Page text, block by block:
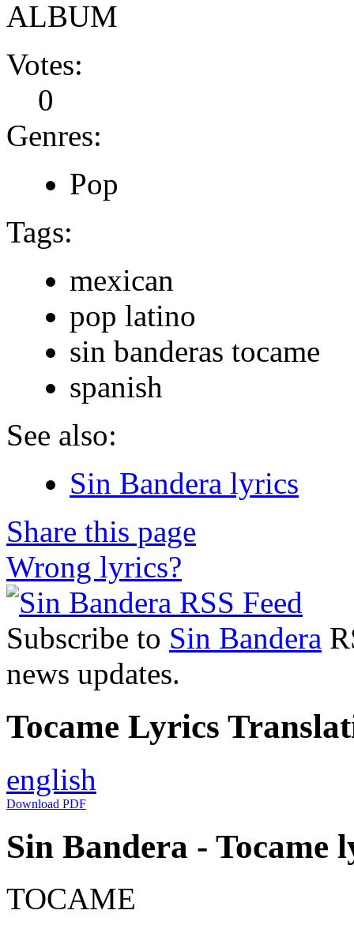
ALBUM
Votes:
0
Genres:
Pop
Tags:
mexican
pop latino
sin banderas tocame
spanish
See also:
Sin Bandera lyrics
Share this page
Wrong lyrics?
Subscribe to Sin Bandera
news updates.
Tocame Lyrics
english
Download PDF
Sin Bandera - Tocame
TOCAME